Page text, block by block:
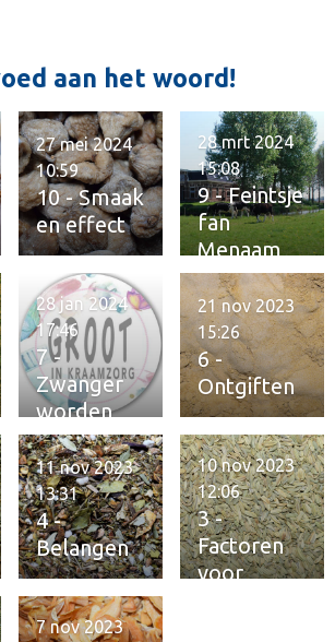
aan het woord!
10 - Smaak
en effect
27 mei 2024
10:59
9 - Feintsje
fan
Menaam
28 mrt 2024
15:08
7 -
Zwanger
worden
28 jan 2024
17:46
6 -
Ontgiften
21 nov 2023
15:26
4 -
Belangen
11 nov 2023
13:31
3 -
Factoren
voor
10 nov 2023
12:06
7 nov 2023